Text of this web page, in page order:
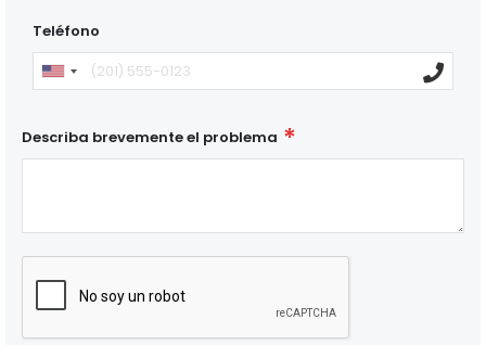
Teléfono
Describa brevemente el problema